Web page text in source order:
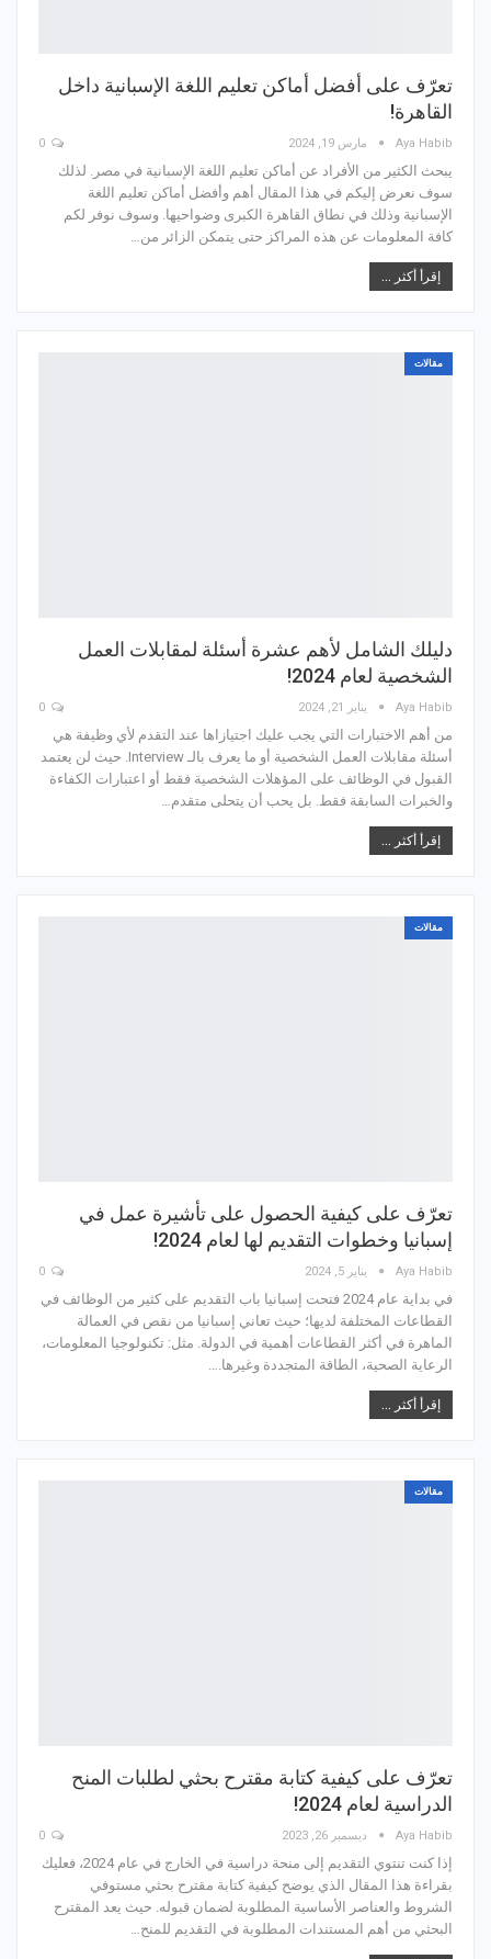
تعرّف على أفضل أماكن تعليم اللغة الإسبانية داخل
القاهرة!
Aya Habib مارس 19, 2024
يبحث الكثير من الأفراد عن أماكن تعليم اللغة الإسبانية في مصر. لذلك
سوف نعرض إليكم في هذا المقال أهم وأفضل أماكن تعليم اللغة
الإسبانية وذلك في نطاق القاهرة الكبرى وضواحيها. وسوف نوفر لكم
كافة المعلومات عن هذه المراكز حتى يتمكن الزائر من…
إقرأ أكثر ...
مقالات
دليلك الشامل لأهم عشرة أسئلة لمقابلات العمل
الشخصية لعام 2024!
Aya Habib يناير 21, 2024
من أهم الاختبارات التي يجب عليك اجتيازاها عند التقدم لأي وظيفة هي
أسئلة مقابلات العمل الشخصية أو ما يعرف بالـ Interview. حيث لن يعتمد
القبول في الوظائف على المؤهلات الشخصية فقط أو اعتبارات الكفاءة
والخبرات السابقة فقط. بل يحب أن يتحلى متقدم…
إقرأ أكثر ...
مقالات
تعرّف على كيفية الحصول على تأشيرة عمل في
إسبانيا وخطوات التقديم لها لعام 2024!
Aya Habib يناير 5, 2024
في بداية عام 2024 فتحت إسبانيا باب التقديم على كثير من الوظائف في
القطاعات المختلفة لديها؛ حيث تعاني إسبانيا من نقص في العمالة
الماهرة في أكثر القطاعات أهمية في الدولة. مثل: تكنولوجيا المعلومات،
الرعاية الصحية، الطاقة المتجددة وغيرها.…
إقرأ أكثر ...
مقالات
تعرّف على كيفية كتابة مقترح بحثي لطلبات المنح
الدراسية لعام 2024!
Aya Habib ديسمبر 26, 2023
إذا كنت تنتوي التقديم إلى منحة دراسية في الخارج في عام 2024، فعليك
بقراءة هذا المقال الذي يوضح كيفية كتابة مقترح بحثي مستوفي
الشروط والعناصر الأساسية المطلوبة لضمان قبوله. حيث يعد المقترح
البحثي من أهم المستندات المطلوبة في التقديم للمنح…